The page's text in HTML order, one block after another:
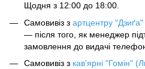
Щодня з 12:00 до 18:00.
Самовивіз з артцентру
— після того, як менеджер
замовлення до видачі
Самовивіз з кав'ярні "Гомін"